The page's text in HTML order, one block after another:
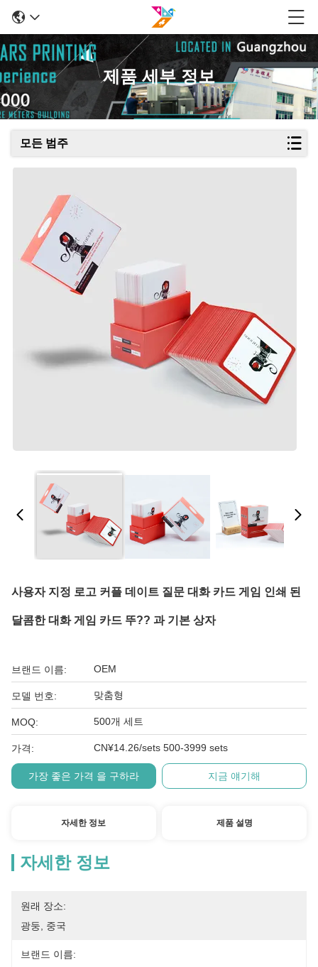
제품 세부 정보
모든 범주
사용자 지정 로고 커플 데이트 질문 대화 카드 게임 인쇄 된
달콤한 대화 게임 카드 뚜?? 과 기본 상자
브랜드 이름: OEM
모델 번호: 맞춤형
MOQ: 500개 세트
가격: CN¥14.26/sets 500-3999 sets
가장 좋은 가격 을 구하라 지금 얘기해
자세한 정보 제품 설명
자세한 정보
원래 장소:
광둥, 중국
브랜드 이름: